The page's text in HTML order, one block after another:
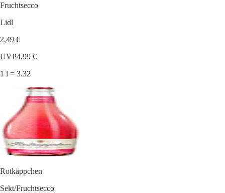
Fruchtsecco
Lidl
2,49 €
UVP4,99 €
1 l = 3.32
Rotkäppchen
Sekt/Fruchtsecco